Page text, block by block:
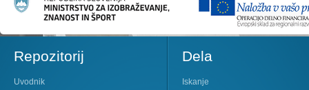
Repozitorij
Uvodnik
Dela
Iskanje